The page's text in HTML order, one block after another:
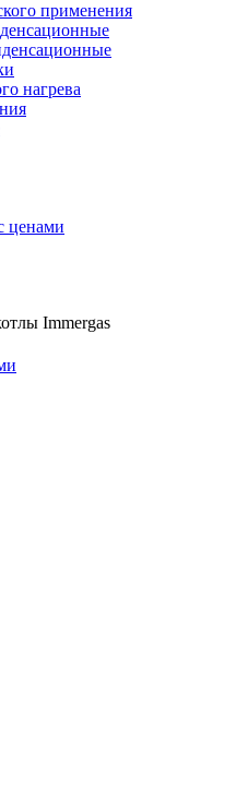
применения
нагрева
ценами
Immergas